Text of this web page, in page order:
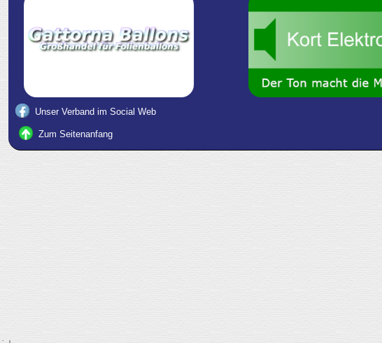
Unser Verband im Social Web
Zum Seitenanfang